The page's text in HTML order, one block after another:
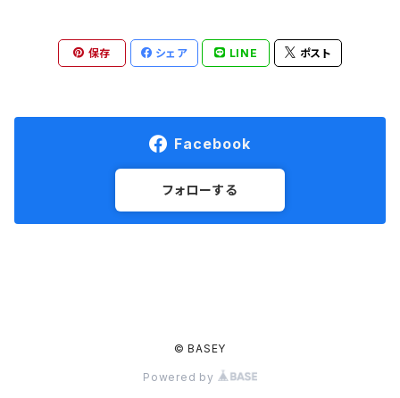
保存 シェア LINE ポスト
Facebook
フォローする
© BASEY
Powered by